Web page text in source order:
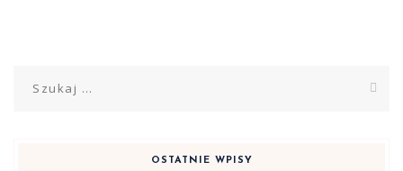
OSTATNIE WPISY